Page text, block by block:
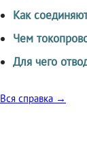
Как
Чем
Для чего
Вся справка →